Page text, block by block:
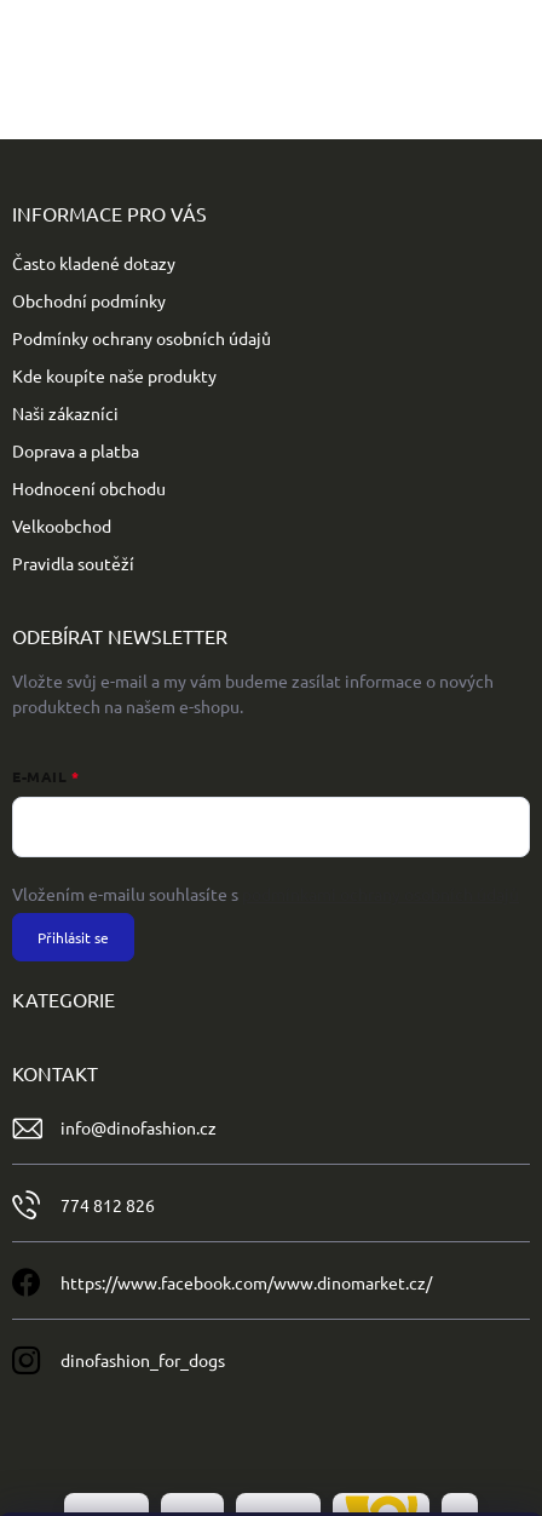
INFORMACE PRO VÁS
Často kladené dotazy
Obchodní podmínky
Podmínky ochrany osobních údajů
Kde koupíte naše produkty
Naši zákazníci
Doprava a platba
Hodnocení obchodu
Velkoobchod
Pravidla soutěží
ODEBÍRAT NEWSLETTER
Vložte svůj e-mail a my vám budeme zasílat informace o nových
produktech na našem e-shopu.
E-MAIL
Vložením e-mailu souhlasíte s
Přihlásit se
KATEGORIE
KONTAKT
info@dinofashion.cz
774 812 826
https://www.facebook.com/www.dinomarket.cz/
dinofashion_for_dogs